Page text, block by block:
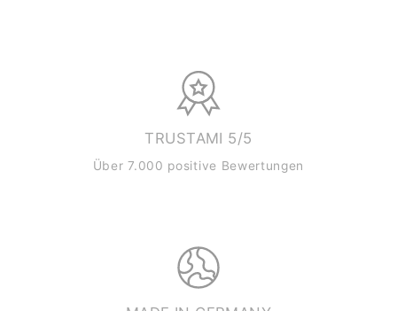
TRUSTAMI 5/5
Über 7.000 positive Bewertungen